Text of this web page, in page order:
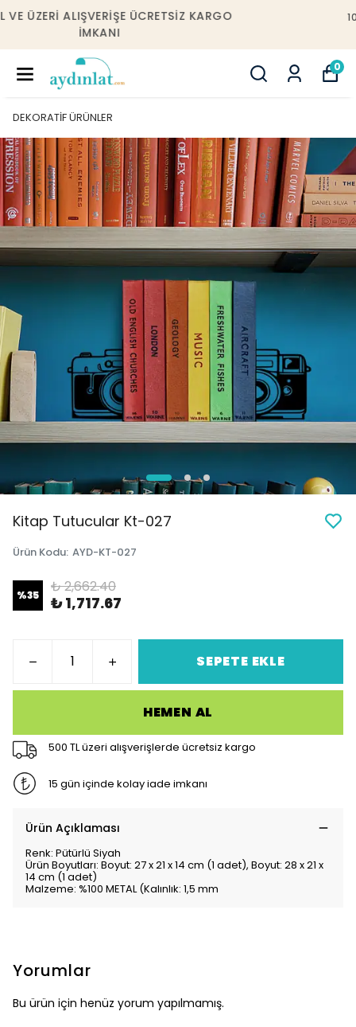
10000 TL VE ÜZERI ALIŞVERIŞLERDE İSTANBUL
IÇERISINDE ÜCRETSIZ MONTAJ!
0
DEKORATİF ÜRÜNLER
Kitap Tutucular Kt-027
Ürün Kodu: AYD-KT-027
%35 ₺ 2,662.40
₺ 1,717.67
SEPETE EKLE
HEMEN AL
500 TL üzeri alışverişlerde ücretsiz kargo
15 gün içinde kolay iade imkanı
Ürün Açıklaması
Renk: Pütürlü Siyah
Ürün Boyutları: Boyut: 27 x 21 x 14 cm (1 adet), Boyut: 28 x 21 x
14 cm (1 adet)
Malzeme: %100 METAL (Kalınlık: 1,5 mm
Yorumlar
Bu ürün için henüz yorum yapılmamış.